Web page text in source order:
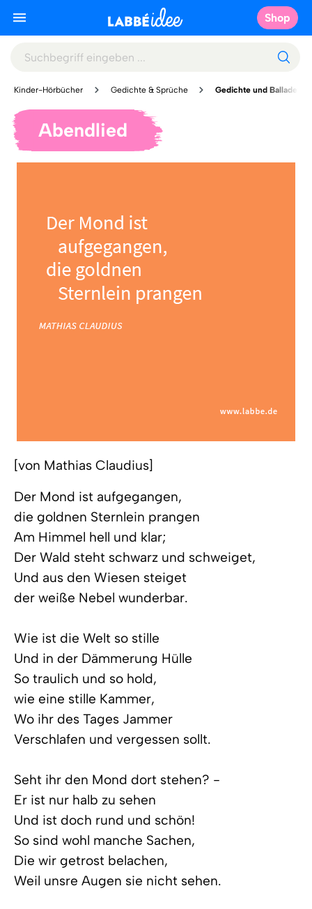
Shop
Kinder-Hörbücher Gedichte & Sprüche Gedichte und Balladen
Abendlied
[von Mathias Claudius]
Der Mond ist aufgegangen,
die goldnen Sternlein prangen
Am Himmel hell und klar;
Der Wald steht schwarz und schweiget,
Und aus den Wiesen steiget
der weiße Nebel wunderbar.
Wie ist die Welt so stille
Und in der Dämmerung Hülle
So traulich und so hold,
wie eine stille Kammer,
Wo ihr des Tages Jammer
Verschlafen und vergessen sollt.
Seht ihr den Mond dort stehen? -
Er ist nur halb zu sehen
Und ist doch rund und schön!
So sind wohl manche Sachen,
Die wir getrost belachen,
Weil unsre Augen sie nicht sehen.